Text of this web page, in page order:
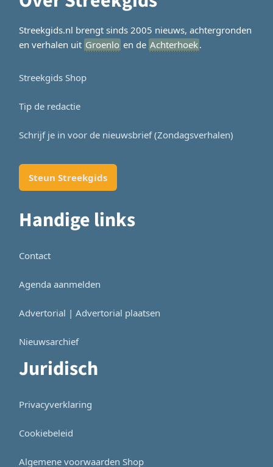
Streekgids.nl brengt sinds 2005 nieuws, achtergronden
en verhalen uit Groenlo en de Achterhoek.
Streekgids Shop
Tip de redactie
Schrijf je in voor de nieuwsbrief (Zondagsverhalen)
Steun Streekgids
Handige links
Contact
Agenda aanmelden
Advertorial | Advertorial plaatsen
Nieuwsarchief
Juridisch
Privacyverklaring
Cookiebeleid
Algemene voorwaarden Shop